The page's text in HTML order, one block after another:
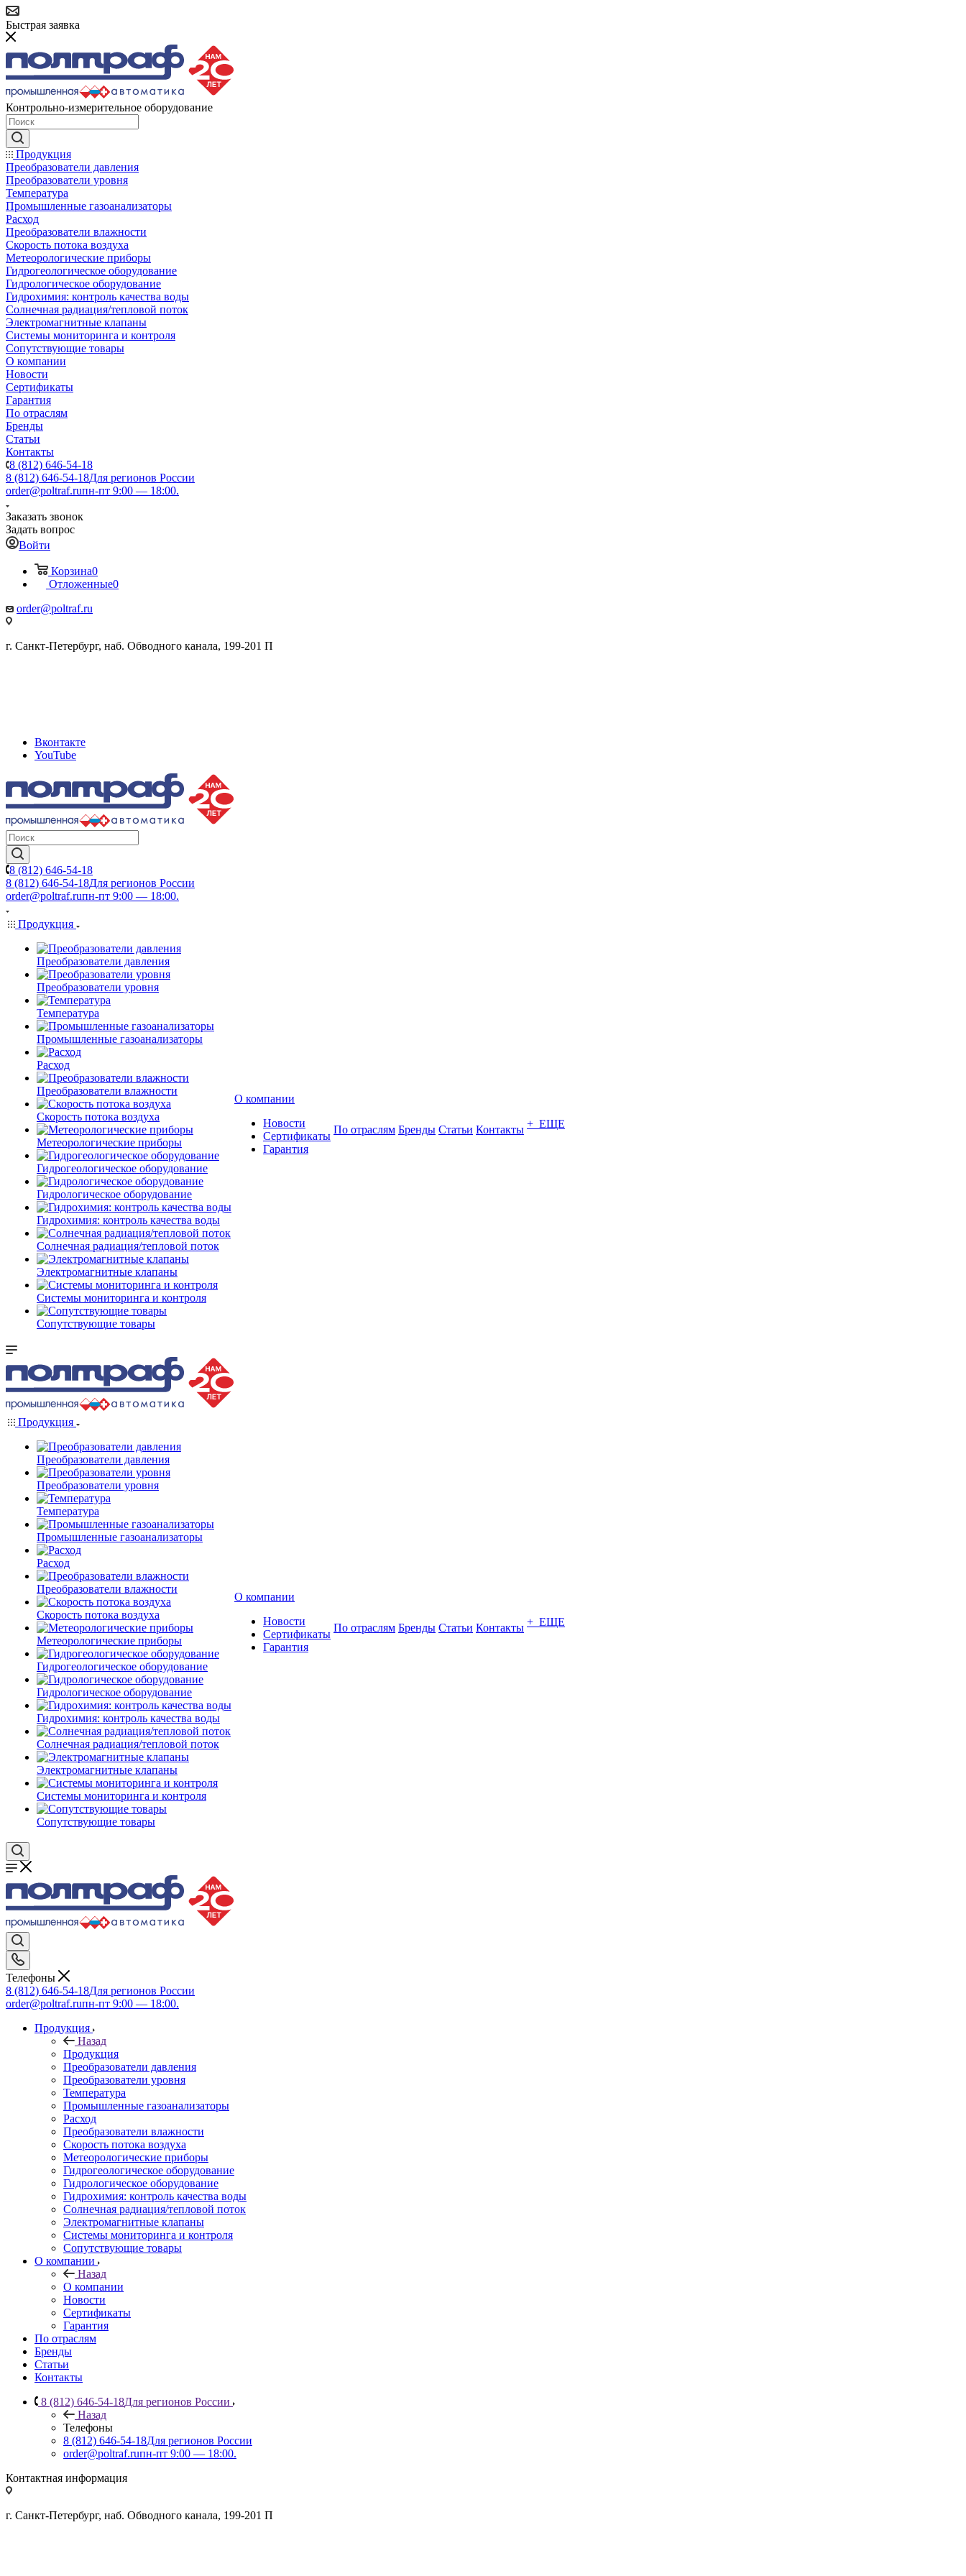
Быстрая заявка
Контрольно-измерительное оборудование
Продукция
Преобразователи давления
Преобразователи уровня
Температура
Промышленные газоанализаторы
Расход
Преобразователи влажности
Скорость потока воздуха
Метеорологические приборы
Гидрогеологическое оборудование
Гидрологическое оборудование
Гидрохимия: контроль качества воды
Солнечная радиация/тепловой поток
Электромагнитные клапаны
Системы мониторинга и контроля
Сопутствующие товары
О компании
Новости
Сертификаты
Гарантия
По отраслям
Бренды
Статьи
Контакты
8 (812) 646-54-18
8 (812) 646-54-18Для регионов России
order@poltraf.ruпн-пт 9:00 — 18:00.
Заказать звонок
Задать вопрос
Войти
Корзина0
Отложенные0
order@poltraf.ru
г. Санкт-Петербург, наб. Обводного канала, 199-201 П
Вконтакте
YouTube
8 (812) 646-54-18
8 (812) 646-54-18Для регионов России
order@poltraf.ruпн-пт 9:00 — 18:00.
Продукция
Преобразователи давления
Преобразователи уровня
Температура
Промышленные газоанализаторы
Расход
Преобразователи влажности
Скорость потока воздуха
Метеорологические приборы
Гидрогеологическое оборудование
Гидрологическое оборудование
Гидрохимия: контроль качества воды
Солнечная радиация/тепловой поток
Электромагнитные клапаны
Системы мониторинга и контроля
Сопутствующие товары
О компании
Новости
Сертификаты
Гарантия
По отраслям Бренды Статьи Контакты + ЕЩЕ
Продукция
Преобразователи давления
Преобразователи уровня
Температура
Промышленные газоанализаторы
Расход
Преобразователи влажности
Скорость потока воздуха
Метеорологические приборы
Гидрогеологическое оборудование
Гидрологическое оборудование
Гидрохимия: контроль качества воды
Солнечная радиация/тепловой поток
Электромагнитные клапаны
Системы мониторинга и контроля
Сопутствующие товары
О компании
Новости
Сертификаты
Гарантия
По отраслям Бренды Статьи Контакты + ЕЩЕ
Телефоны
8 (812) 646-54-18Для регионов России
order@poltraf.ruпн-пт 9:00 — 18:00.
Продукция
Назад
Продукция
Преобразователи давления
Преобразователи уровня
Температура
Промышленные газоанализаторы
Расход
Преобразователи влажности
Скорость потока воздуха
Метеорологические приборы
Гидрогеологическое оборудование
Гидрологическое оборудование
Гидрохимия: контроль качества воды
Солнечная радиация/тепловой поток
Электромагнитные клапаны
Системы мониторинга и контроля
Сопутствующие товары
О компании
Назад
О компании
Новости
Сертификаты
Гарантия
По отраслям
Бренды
Статьи
Контакты
8 (812) 646-54-18Для регионов России
Назад
Телефоны
8 (812) 646-54-18Для регионов России
order@poltraf.ruпн-пт 9:00 — 18:00.
Контактная информация
г. Санкт-Петербург, наб. Обводного канала, 199-201 П